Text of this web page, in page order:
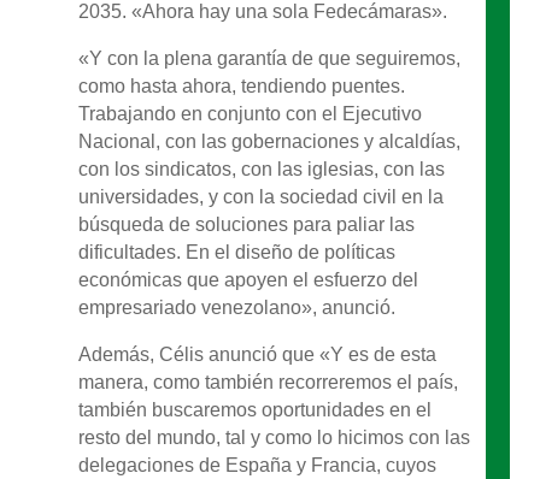
2035. «Ahora hay una sola Fedecámaras».
«Y con la plena garantía de que seguiremos,
como hasta ahora, tendiendo puentes.
Trabajando en conjunto con el Ejecutivo
Nacional, con las gobernaciones y alcaldías,
con los sindicatos, con las iglesias, con las
universidades, y con la sociedad civil en la
búsqueda de soluciones para paliar las
dificultades. En el diseño de políticas
económicas que apoyen el esfuerzo del
empresariado venezolano», anunció.
Además, Célis anunció que «Y es de esta
manera, como también recorreremos el país,
también buscaremos oportunidades en el
resto del mundo, tal y como lo hicimos con las
delegaciones de España y Francia, cuyos